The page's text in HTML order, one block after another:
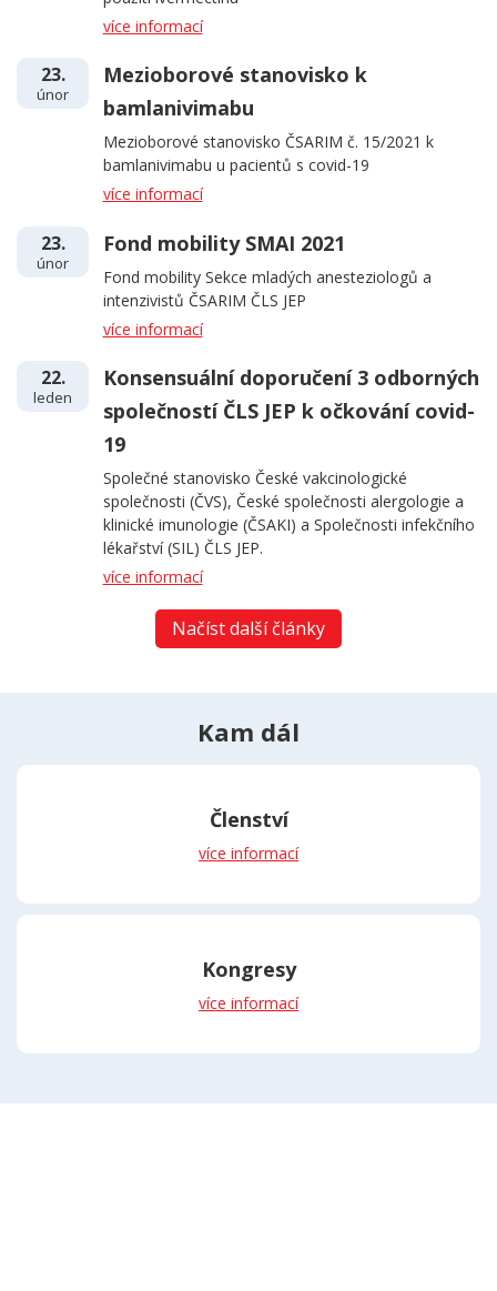
více informací
23.
únor
Mezioborové stanovisko k
bamlanivimabu
Mezioborové stanovisko ČSARIM č. 15/2021 k
bamlanivimabu u pacientů s covid-19
více informací
23.
únor
Fond mobility SMAI 2021
Fond mobility Sekce mladých anesteziologů a
intenzivistů ČSARIM ČLS JEP
více informací
22.
leden
Konsensuální doporučení 3 odborných
společností ČLS JEP k očkování covid-
19
Společné stanovisko České vakcinologické
společnosti (ČVS), České společnosti alergologie a
klinické imunologie (ČSAKI) a Společnosti infekčního
lékařství (SIL) ČLS JEP.
více informací
Načíst další články
Kam dál
Členství
více informací
Kongresy
více informací